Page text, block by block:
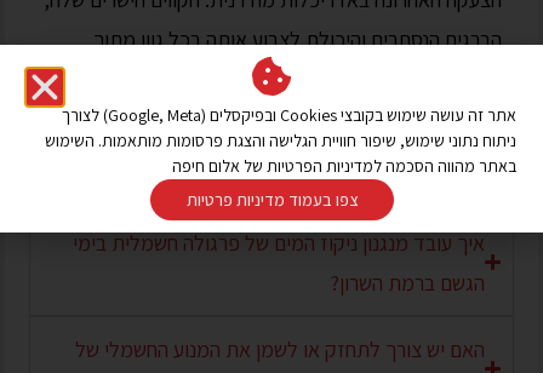
הברגים הנסתרים והיכולת לצבוע אותה בכל גוון מתוך
קטלוג ה-RAL (כולל גוונים מטאליים וטקסטורות
מחוספסות) הופכים אותה לחלק אינטגרלי מהמבנה
האדריכלי של הבית.
איך עובד מנגנון ניקוז המים של פרגולה חשמלית בימי
הגשם ברמת השרון?
האם יש צורך לתחזק או לשמן את המנוע החשמלי של
אתר זה עושה שימוש בקובצי Cookies ובפיקסלים (Google, Meta) לצורך
ניתוח נתוני שימוש, שיפור חוויית הגלישה והצגת פרסומות מותאמות. השימוש
באתר מהווה הסכמה למדיניות הפרטיות של אלום חיפה
צפו בעמוד מדיניות פרטיות